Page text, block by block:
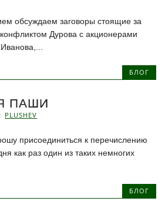
обсуждаем заговоры стоящие за
Дурова с акционерами
БЛОГ
ПАШИ
PLUSHEV
присоединиться к перечислению
как раз один из таких немногих
БЛОГ